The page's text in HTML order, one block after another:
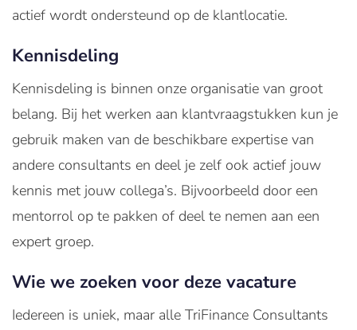
actief wordt ondersteund op de klantlocatie.
Kennisdeling
Kennisdeling is binnen onze organisatie van groot
belang. Bij het werken aan klantvraagstukken kun je
gebruik maken van de beschikbare expertise van
andere consultants en deel je zelf ook actief jouw
kennis met jouw collega’s. Bijvoorbeeld door een
mentorrol op te pakken of deel te nemen aan een
expert groep.
Wie we zoeken voor deze vacature
Iedereen is uniek, maar alle TriFinance Consultants